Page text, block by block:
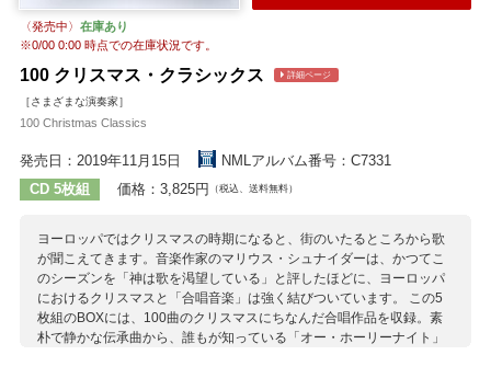
〈発売中〉 在庫あり
※0/00 0:00時点での在庫状況です。
100 クリスマス・クラシックス 詳細ページ
［さまざまな演奏家］
100 Christmas Classics
発売日：2019年11月15日
NMLアルバム番号：C7331
CD 5枚組
価格：3,825円 （税込、送料無料）
ヨーロッパではクリスマスの時期になると、街のいたるところから歌
が聞こえてきます。音楽作家のマリウス・シュナイダーは、かつてこ
のシーズンを「神は歌を渇望している」と評したほどに、ヨーロッパ
におけるクリスマスと「合唱音楽」は強く結びついています。 この5
枚組のBOXには、100曲のクリスマスにちなんだ合唱作品を収録。素
朴で静かな伝承曲から、誰もが知っている「オー・ホーリーナイト」